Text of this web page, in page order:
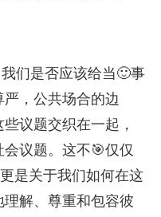
们是否应该给当🙂事
，公共场合的边
议题交织在一起，
议题。这不🎯仅仅
是关于我们如何在这
解、尊重和包容彼